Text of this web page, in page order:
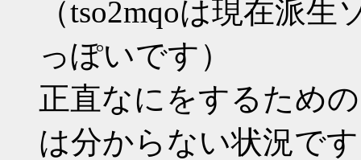
（tso2mqoは現在派
っぽいです）
正直なにをするため
は分からない状況です